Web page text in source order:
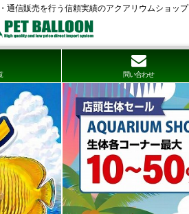
通信販売を行う信頼実績のアクアリウムショップ
問い合わせ